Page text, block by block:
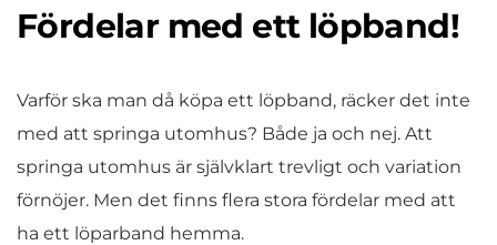
Fördelar med ett löpband!
Varför ska man då köpa ett löpband, räcker det inte
med att springa utomhus? Både ja och nej. Att
springa utomhus är självklart trevligt och variation
förnöjer. Men det finns flera stora fördelar med att
ha ett löparband hemma.